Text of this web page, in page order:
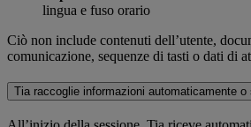
lingua e fuso orario
Ciò non include contenuti dell’utente,
comunicazione, sequenze di tasti o dati di
Tia raccoglie informazioni automaticamente